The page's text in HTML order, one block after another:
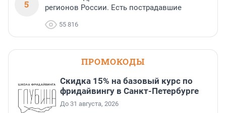
5
регионов России. Есть пострадавшие
55 816
ПРОМОКОДЫ
Скидка 15% на базовый курс по
фридайвингу в Санкт-Петербурге
До 31 августа, 2026